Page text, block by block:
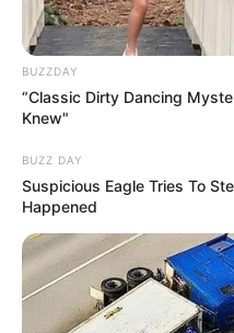
BUZZDAY
“Classic Dirty Dancing
Knew"
BUZZ DAY
Suspicious Eagle Tries To
Happened